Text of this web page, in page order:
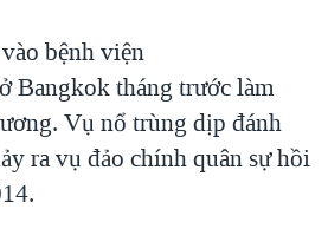
SÓNG TRỘM HẢI SÂM
VỌNG TỪ NÔNG THÔN MỸ
bệnh viện
Bangkok tháng trước làm
Vụ nổ trùng dịp đánh
ra vụ đảo chính quân sự hồi